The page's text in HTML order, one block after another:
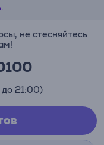
не стесняйтесь
21:00)